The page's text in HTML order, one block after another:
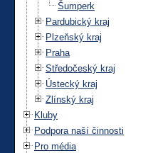
Šumperk
Pardubický kraj
Plzeňský kraj
Praha
Středočeský kraj
Ústecký kraj
Zlínský kraj
Kluby
Podpora naší činnosti
Pro média